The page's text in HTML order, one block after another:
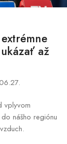
až
vplyvom
nášho regiónu